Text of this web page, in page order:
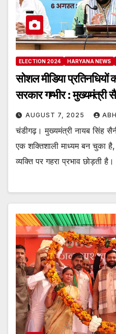
ELECTION 2024 HARYANA NEWS
सोशल मीडिया
सरकार गम्भीर : मुख्यमंत्री
AUGUST 7, 2025
चंडीगढ़। मुख्यमंत्री नायब सिंह
एक शक्तिशाली माध्यम बन चुका
व्यक्ति पर गहरा प्रभाव छोड़ती